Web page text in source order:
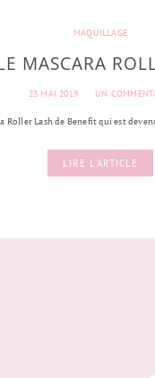
MAQUILLAGE
MASCARA
23 MAI 2019 UN
Roller Lash de Benefit qui est
LIRE L'ARTICLE